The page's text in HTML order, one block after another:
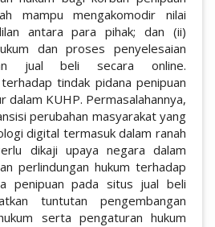
mampu mengakomodir nilai
antara para pihak; dan (ii)
dan proses penyelesaian
jual beli secara online.
tindak pidana penipuan
dalam KUHP. Permasalahannya,
perubahan masyarakat yang
digital termasuk dalam ranah
dikaji upaya negara dalam
perlindungan hukum terhadap
penipuan pada situs jual beli
tuntutan pengembangan
serta pengaturan hukum